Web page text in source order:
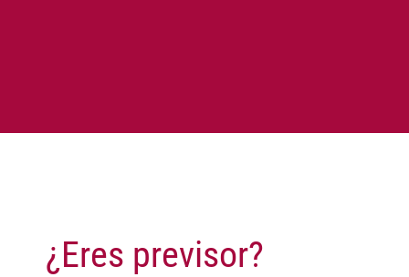
¿Eres previsor?